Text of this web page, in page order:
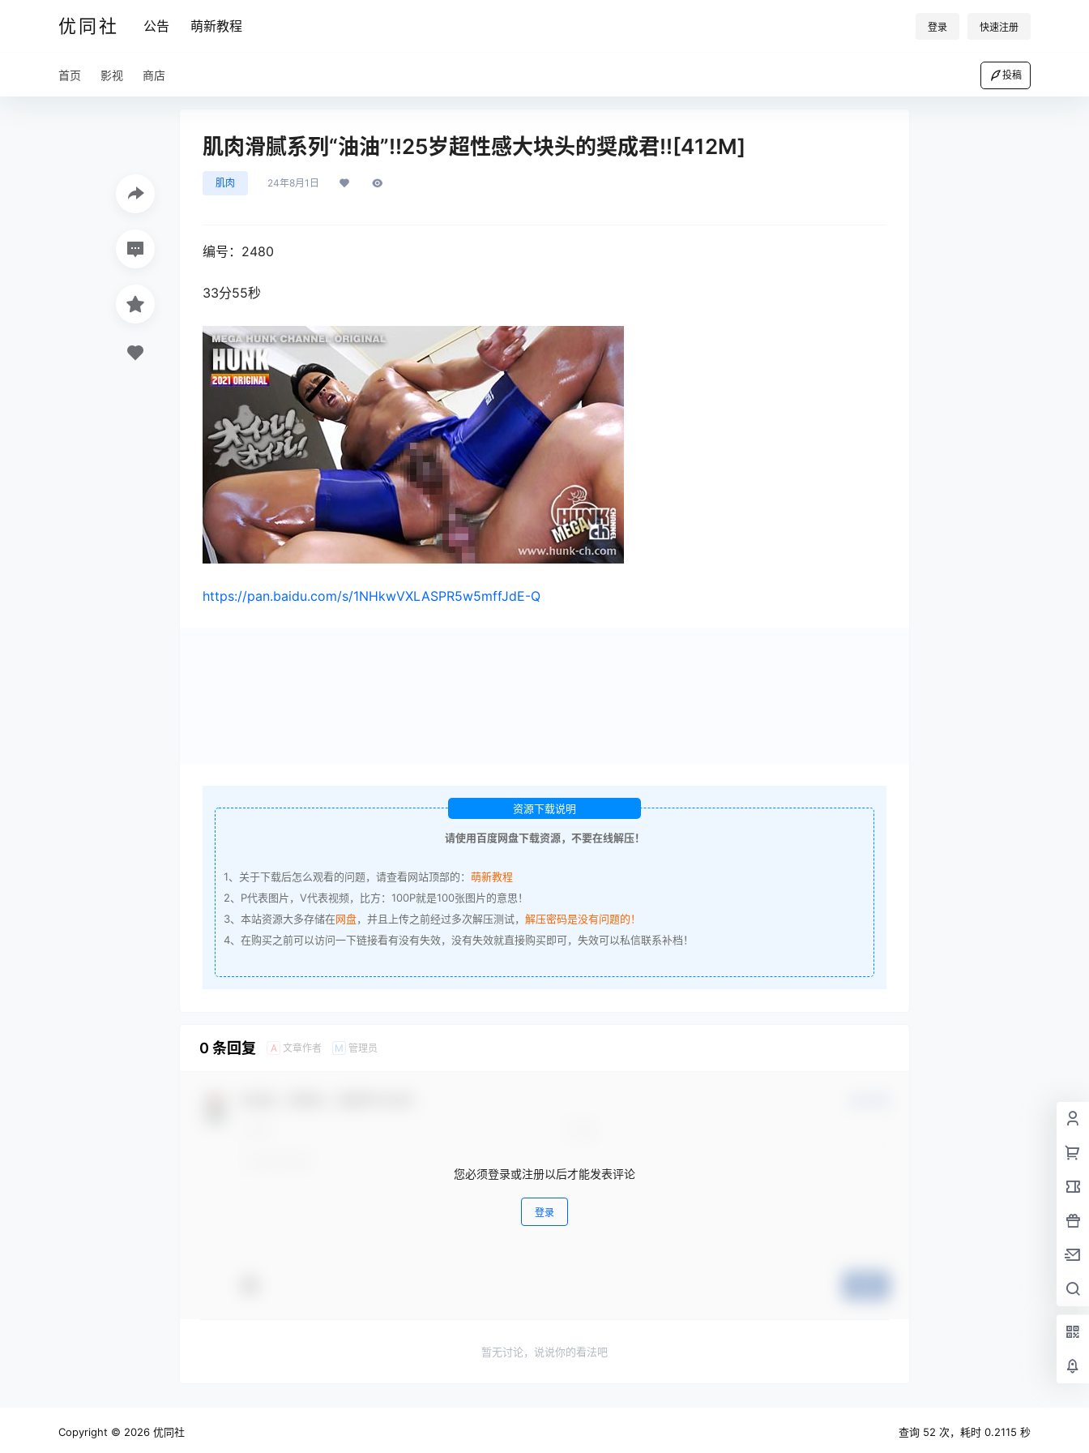
优同社 公告 萌新教程 登录 快速注册
首页 影视 商店 投稿
肌肉滑腻系列“油油”!!25岁超性感大块头的奨成君!![412M]
肌肉 24年8月1日
编号：2480
33分55秒
https://pan.baidu.com/s/1NHkwVXLASPR5w5mffJdE-Q
资源下载说明
请使用百度网盘下载资源，不要在线解压！
1、关于下载后怎么观看的问题，请查看网站顶部的： 萌新教程
2、P代表图片，V代表视频，比方：100P就是100张图片的意思！
3、本站资源大多存储在网盘，并且上传之前经过多次解压测试， 解压密码是没有问题的！
4、在购买之前可以访问一下链接看有没有失效，没有失效就直接购买即可，失效可以私信联系补档！
0 条回复 A 文章作者 M 管理员
您必须登录或注册以后才能发表评论
登录
暂无讨论，说说你的看法吧
Copyright © 2026 优同社 查询 52 次，耗时 0.2115 秒